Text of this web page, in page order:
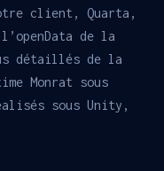
client, Quarta,
de la
détaillés de la
Monrat sous
sous Unity,